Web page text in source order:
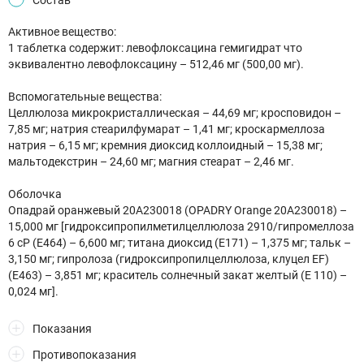
Активное вещество:
1 таблетка содержит: левофлоксацина гемигидрат что
эквивалентно левофлоксацину – 512,46 мг (500,00 мг).
Вспомогательные вещества:
Целлюлоза микрокристаллическая – 44,69 мг; кросповидон –
7,85 мг; натрия стеарилфумарат – 1,41 мг; кроскармеллоза
натрия – 6,15 мг; кремния диоксид коллоидный – 15,38 мг;
мальтодекстрин – 24,60 мг; магния стеарат – 2,46 мг.
Оболочка
Опадрай оранжевый 20А230018 (OPADRY Orange 20А230018) –
15,000 мг [гидроксипропилметилцеллюлоза 2910/гипромеллоза
6 cP (E464) – 6,600 мг; титана диоксид (E171) – 1,375 мг; тальк –
3,150 мг; гипролоза (гидроксипропилцеллюлоза, клуцел ЕF)
(E463) – 3,851 мг; краситель солнечный закат желтый (Е 110) –
0,024 мг].
Показания
Противопоказания